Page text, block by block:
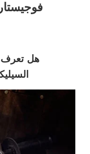
هل تعرف